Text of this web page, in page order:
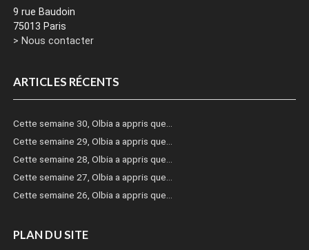
9 rue Baudoin
75013 Paris
> Nous contacter
ARTICLES RÉCENTS
Cette semaine 30, Olbia a appris que…
Cette semaine 29, Olbia a appris que…
Cette semaine 28, Olbia a appris que…
Cette semaine 27, Olbia a appris que…
Cette semaine 26, Olbia a appris que…
PLAN DU SITE